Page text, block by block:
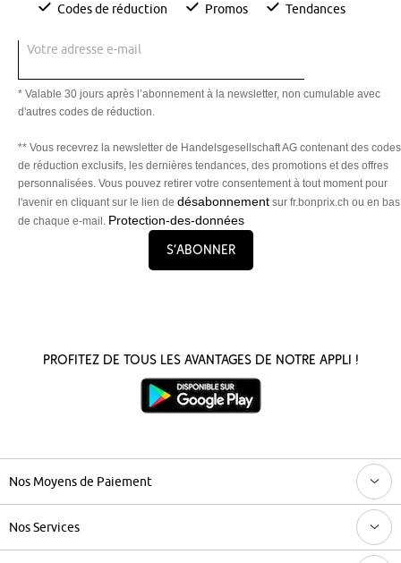
Codes de réduction Promos Tendances
Votre adresse e-mail
* Valable 30 jours après l’abonnement à la newsletter, non cumulable avec
d'autres codes de réduction.
** Vous recevrez la newsletter de Handelsgesellschaft AG contenant des codes
de réduction exclusifs, les dernières tendances, des promotions et des offres
personnalisées. Vous pouvez retirer votre consentement à tout moment pour
l'avenir en cliquant sur le lien de désabonnement sur fr.bonprix.ch ou en bas
de chaque e-mail. Protection-des-données
S’abonner
Profitez de tous les avantages de notre appli !
Nos Moyens de Paiement
Nos Services